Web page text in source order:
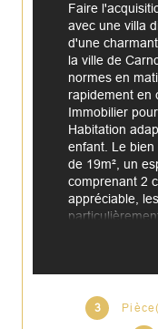
3
Faire
avec une villa
d'une
la ville de
normes en
rapidement en
Immobilier
Habitation
enfant. Le bien
de 19m², un
comprenant 2
appréciable,
d'agréables
est agréable